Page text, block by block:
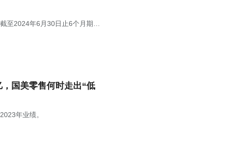
至2024年6月30日止6个月期间
国美零售何时走出“低
年业绩。